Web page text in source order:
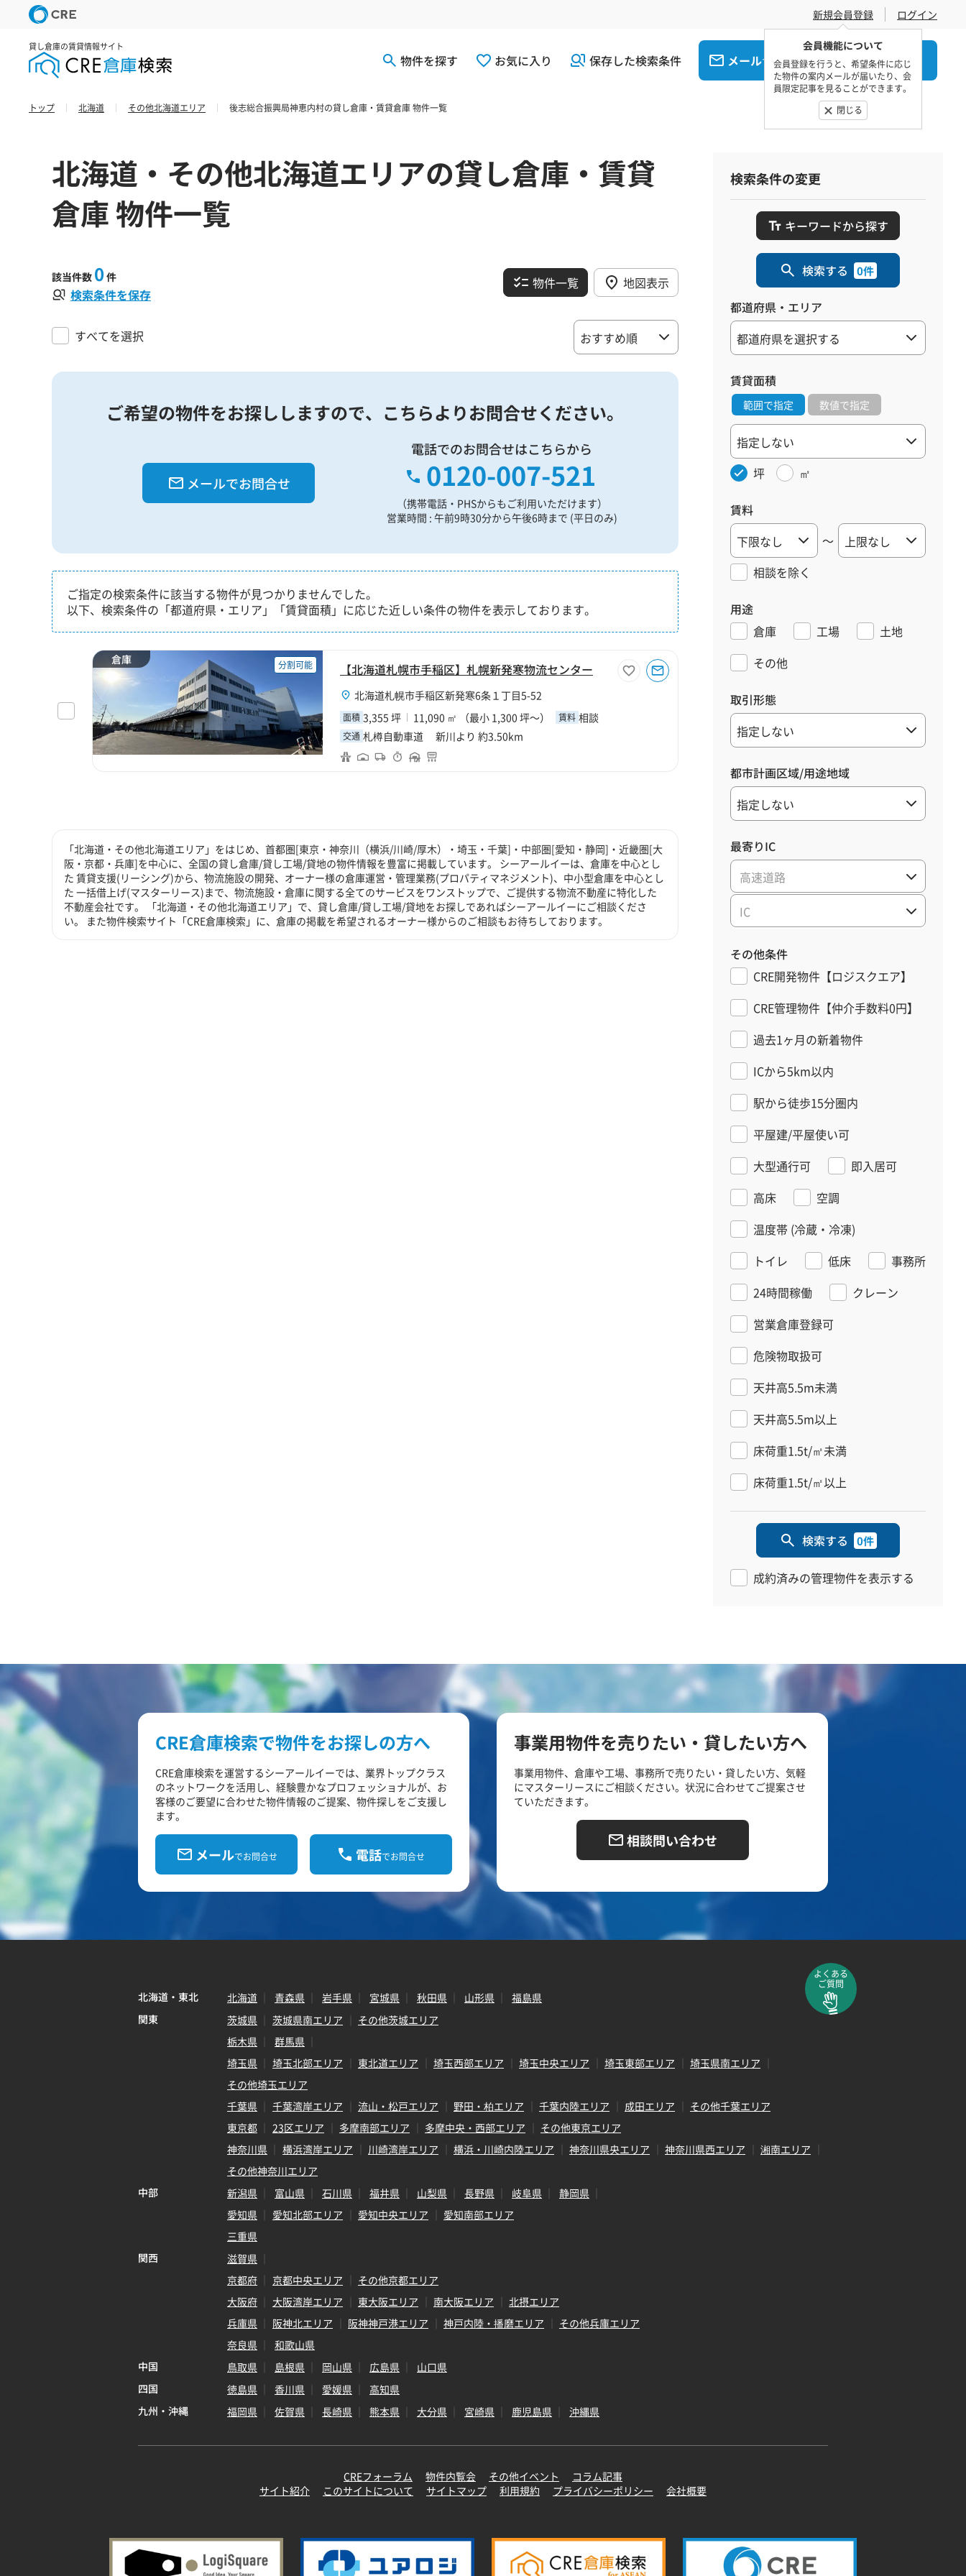
新規会員登録
会員機能について
会員登録を行うと、希望条件に応じ
た物件の案内メールが届いたり、会
員限定記事を見ることができます。
閉じる
ログイン
貸し倉庫の賃貸情報サイト
物件を探す お気に入り 保存した検索条件 メールでお問合せ 電話でお問合せ
トップ 北海道 その他北海道エリア 後志総合振興局神恵内村の貸し倉庫・賃貸倉庫 物件一覧
北海道・その他北海道エリアの貸し倉庫・賃貸
倉庫 物件一覧
該当件数 0 件
検索条件を保存
物件一覧 地図表示
すべてを選択
ご希望の物件をお探ししますので、 こちらよりお問合せください。
メールでお問合せ
電話でのお問合せはこちらから
0120-007-521
（携帯電話・PHSからもご利用いただけます）
営業時間 : 午前9時30分から午後6時まで (平日のみ)
ご指定の検索条件に該当する物件が見つかりませんでした。
以下、検索条件の「都道府県・エリア」「賃貸面積」に応じた近しい条件の物件を表示しております。
倉庫 分割可能 【北海道札幌市手稲区】札幌新発寒物流センター
北海道札幌市手稲区新発寒6条１丁目5-52
面積 3,355 坪 11,090 ㎡ （最小 1,300 坪～） 賃料 相談
交通 札樽自動車道 新川より 約3.50km
「北海道・その他北海道エリア」をはじめ、首都圏[東京・神奈川（横浜/川崎/厚木）・埼玉・千葉]・中部圏[愛知・静岡]・近畿圏[大
阪・京都・兵庫]を中心に、全国の貸し倉庫/貸し工場/貸地の物件情報を豊富に掲載しています。 シーアールイーは、倉庫を中心とし
た 賃貸支援(リーシング)から、物流施設の開発、オーナー様の倉庫運営・管理業務(プロパティマネジメント)、中小型倉庫を中心とし
た 一括借上げ(マスターリース)まで、物流施設・倉庫に関する全てのサービスをワンストップで、ご提供する物流不動産に特化した
不動産会社です。 「北海道・その他北海道エリア」で、貸し倉庫/貸し工場/貸地をお探しであればシーアールイーにご相談くださ
い。 また物件検索サイト「CRE倉庫検索」に、倉庫の掲載を希望されるオーナー様からのご相談もお待ちしております。
検索条件の変更
キーワードから探す
検索する 0件
都道府県・エリア
賃貸面積
範囲で指定 数値で指定
坪 ㎡
賃料
～
相談を除く
用途
倉庫
工場
土地
その他
取引形態
都市計画区域/用途地域
最寄りIC
高速道路
IC
その他条件
CRE開発物件【ロジスクエア】
CRE管理物件【仲介手数料0円】
過去1ヶ月の新着物件
ICから5km以内
駅から徒歩15分圏内
平屋建/平屋使い可
大型通行可
即入居可
高床
空調
温度帯 (冷蔵・冷凍)
トイレ
低床
事務所
24時間稼働
クレーン
営業倉庫登録可
危険物取扱可
天井高5.5m未満
天井高5.5m以上
床荷重1.5t/㎡未満
床荷重1.5t/㎡以上
検索する 0件
成約済みの管理物件を表示する
CRE倉庫検索で物件をお探しの方へ
CRE倉庫検索を運営するシーアールイーでは、業界トップクラス
のネットワークを活用し、経験豊かなプロフェッショナルが、お
客様のご要望に合わせた物件情報のご提案、物件探しをご支援し
ます。
メールでお問合せ 電話でお問合せ
事業用物件を売りたい・貸したい方へ
事業用物件、倉庫や工場、事務所で売りたい・貸したい方、気軽
にマスターリースにご相談ください。状況に合わせてご提案させ
ていただきます。
相談問い合わせ
よくある
ご質問
北海道・東北 北海道 青森県 岩手県 宮城県 秋田県 山形県
福島県
関東
茨城県 茨城県南エリア
その他茨城エリア
栃木県
群馬県
埼玉県
埼玉北部エリア 東北道エリア 埼玉西部エリア 埼玉中央エリア 埼玉東部エリア
埼玉県南エリア
その他埼玉エリア
千葉県
千葉湾岸エリア 流山・松戸エリア 野田・柏エリア 千葉内陸エリア 成田エリア
その他千葉エリア
東京都
23区エリア 多摩南部エリア 多摩中央・西部エリア
その他東京エリア
神奈川県
横浜湾岸エリア 川崎湾岸エリア 横浜・川崎内陸エリア 神奈川県央エリア 神奈川県西エリア
湘南エリア
その他神奈川エリア
中部
新潟県 富山県 石川県 福井県 山梨県 長野県 岐阜県
静岡県
愛知県
愛知北部エリア 愛知中央エリア
愛知南部エリア
三重県
関西
滋賀県
京都府
京都中央エリア
その他京都エリア
大阪府
大阪湾岸エリア 東大阪エリア 南大阪エリア
北摂エリア
兵庫県
阪神北エリア 阪神神戸港エリア 神戸内陸・播磨エリア
その他兵庫エリア
奈良県
和歌山県
中国
鳥取県 島根県 岡山県 広島県
山口県
四国
徳島県 香川県 愛媛県
高知県
九州・沖縄
福岡県 佐賀県 長崎県 熊本県 大分県 宮崎県 鹿児島県 沖縄県
CREフォーラム 物件内覧会 その他イベント
コラム記事
サイト紹介
このサイトについて サイトマップ 利用規約 プライバシーポリシー 会社概要